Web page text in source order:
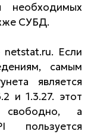
необходимых
СУБД.
Если
самым
является
и 1.3.27. этот
свободно, а
пользуется